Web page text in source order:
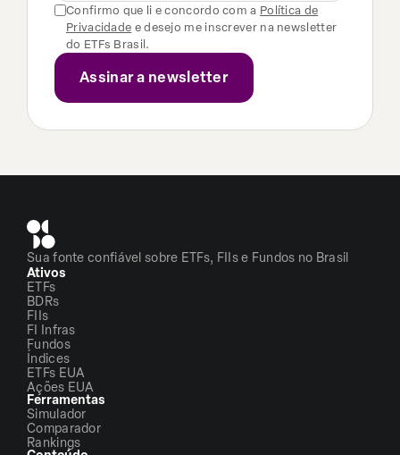
Confirmo que li e concordo com a Política de
Privacidade e desejo me inscrever na newsletter
do ETFs Brasil.
Sua fonte confiável sobre ETFs, FIIs e Fundos no Brasil
Ativos
ETFs
BDRs
FIIs
FI Infras
Fundos
Índices
ETFs EUA
Ações EUA
Ferramentas
Simulador
Comparador
Rankings